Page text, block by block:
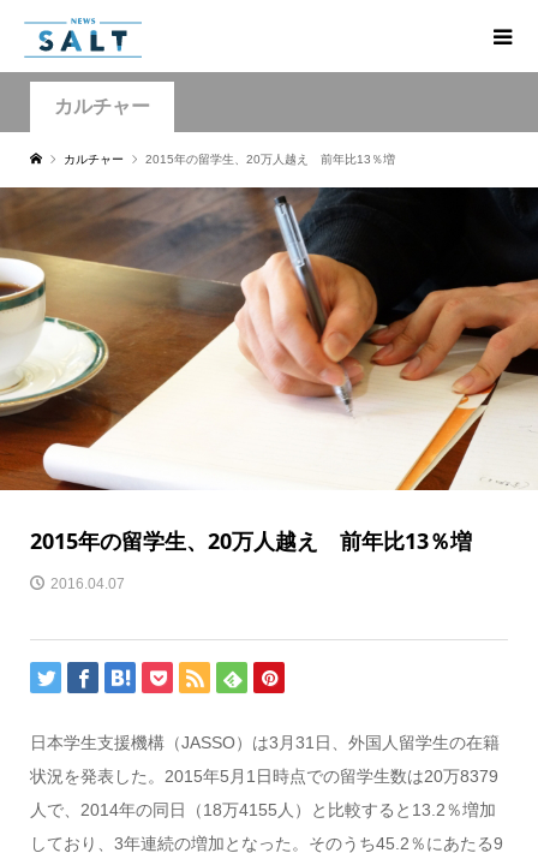
カルチャー
カルチャー 2015年の留学生、20万人越え 前年比13％増
2015年の留学生、20万人越え 前年比13％増
2016.04.07
日本学生支援機構（JASSO）は3月31日、外国人留学生の在籍
状況を発表した。2015年5月1日時点での留学生数は20万8379
人で、2014年の同日（18万4155人）と比較すると13.2％増加
しており、3年連続の増加となった。そのうち45.2％にあたる9